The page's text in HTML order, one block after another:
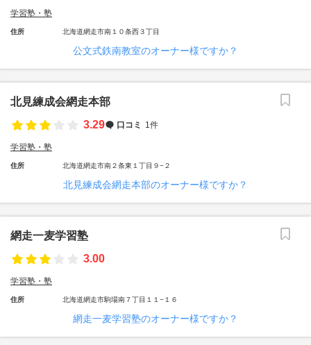
学習塾・塾
住所 北海道網走市南１０条西３丁目
公文式鉄南教室のオーナー様ですか？
北見練成会網走本部
3.29
口コミ 1件
学習塾・塾
住所 北海道網走市南２条東１丁目９−２
北見練成会網走本部のオーナー様ですか？
網走一麦学習塾
3.00
学習塾・塾
住所 北海道網走市駒場南７丁目１１−１６
網走一麦学習塾のオーナー様ですか？